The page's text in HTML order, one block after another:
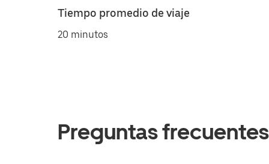
Tiempo promedio de viaje
20 minutos
Preguntas frecuentes